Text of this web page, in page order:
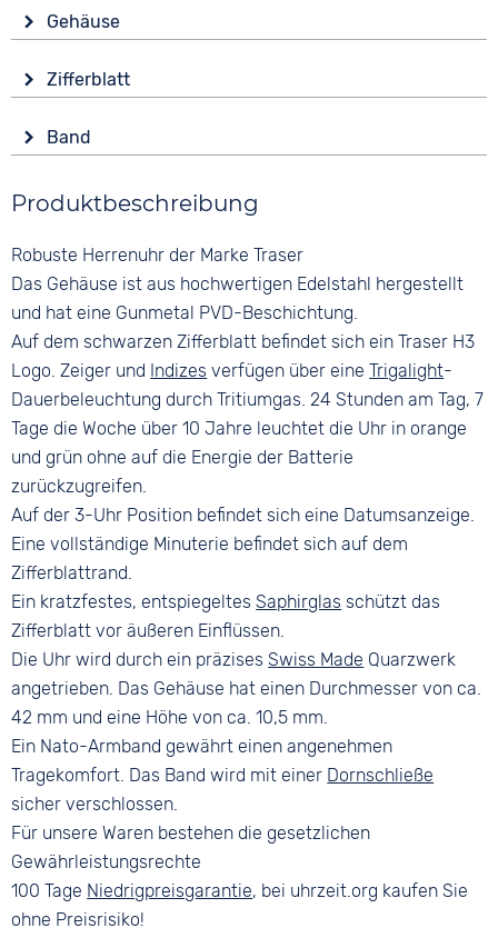
Batterie (Quarz)
Funktionen
Datumsanzeige
Wasserdicht
Gehäuse
Saphirglas
Form
Rund
Material
Farbe
Schwarz
Zifferblatt
Analog
Schwarz
Ziffern
Arabisch
Band
Schwarz
Material
Bandschließe
Dornschließe
Produktbeschreibung
Robuste Herrenuhr der Marke Traser
Das Gehäuse ist aus hochwertigen Edelstahl hergestellt
und hat eine Gunmetal PVD-Beschichtung.
Auf dem schwarzen Zifferblatt befindet sich ein Traser H3
Logo. Zeiger und Indizes verfügen über eineTrigalight-
Dauerbeleuchtung durch Tritiumgas. 24 Stunden am Tag, 7
Tage die Woche über 10 Jahre leuchtet die Uhr in orange
und grün ohne auf die Energie der Batterie
zurückzugreifen.
Auf der 3-Uhr Position befindet sich eine Datumsanzeige.
Eine vollständige Minuterie befindet sich auf dem
Zifferblattrand.
Ein kratzfestes, entspiegeltesSaphirglas schützt das
Zifferblatt vor äußeren Einflüssen.
Die Uhr wird durch ein präzisesSwiss Made Quarzwerk
angetrieben. Das Gehäuse hat einen Durchmesser von ca.
42 mm und eine Höhe von ca. 10,5 mm.
Ein Nato-Armband gewährt einen angenehmen
Tragekomfort. Das Band wird mit einer Dornschließe
sicher verschlossen.
Für unsere Waren bestehen die gesetzlichen
Gewährleistungsrechte
100 Tage Niedrigpreisgarantie, bei uhrzeit.org kaufen Sie
ohne Preisrisiko!